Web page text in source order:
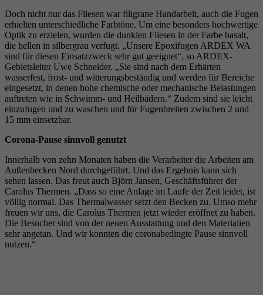
Doch nicht nur das Fliesen war filigrane Handarbeit, auch die Fugen
erhielten unterschiedliche Farbtöne. Um eine besonders hochwertige
Optik zu erzielen, wurden die dunklen Fliesen in der Farbe basalt,
die hellen in silbergrau verfugt. „Unsere Epoxifugen ARDEX WA
sind für diesen Einsatzzweck sehr gut geeignet“, so ARDEX-
Gebietsleiter Uwe Schneider. „Sie sind nach dem Erhärten
wasserfest, frost- und witterungsbeständig und werden für Bereiche
eingesetzt, in denen hohe chemische oder mechanische Belastungen
auftreten wie in Schwimm- und Heilbädern.“ Zudem sind sie leicht
einzufugen und zu waschen und für Fugenbreiten zwischen 2 und
15 mm einsetzbar.
Corona-Pause sinnvoll genutzt
Innerhalb von zehn Monaten haben die Verarbeiter die Arbeiten am
Außenbecken Nord durchgeführt. Und das Ergebnis kann sich
sehen lassen. Das freut auch Björn Jansen, Geschäftsführer der
Carolus Thermen. „Dass so eine Anlage im Laufe der Zeit leidet, ist
völlig normal. Das Thermalwasser setzt den Becken zu. Umso mehr
freuen wir uns, die Carolus Thermen jetzt wieder eröffnet zu haben.
Die Besucher sind von der neuen Ausstattung und den Materialien
sehr angetan. Und wir konnten die coronabedingte Pause sinnvoll
nutzen.“